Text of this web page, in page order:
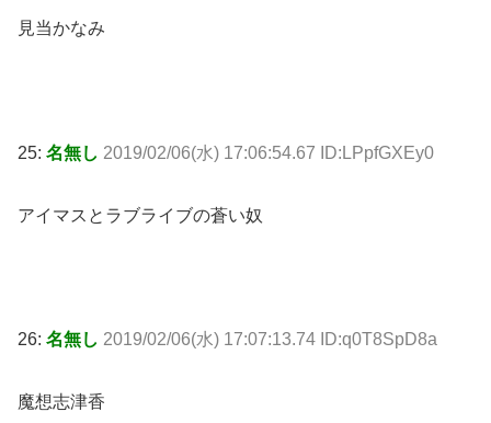
見当かなみ
25: 名無し 2019/02/06(水) 17:06:54.67 ID:LPpfGXEy0
アイマスとラブライブの蒼い奴
26: 名無し 2019/02/06(水) 17:07:13.74 ID:q0T8SpD8a
魔想志津香